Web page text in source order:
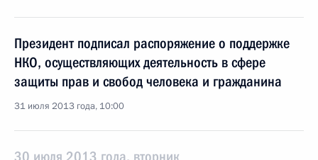
Президент подписал распоряжение о поддержке
НКО, осуществляющих деятельность в сфере
защиты прав и свобод человека и гражданина
31 июля 2013 года, 10:00
30 июля 2013 года, вторник